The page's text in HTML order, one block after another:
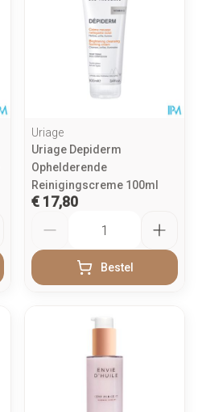
Uriage
Uriage Depiderm
Ophelderende
Reinigingscreme 100ml
€ 17,80
Bestel